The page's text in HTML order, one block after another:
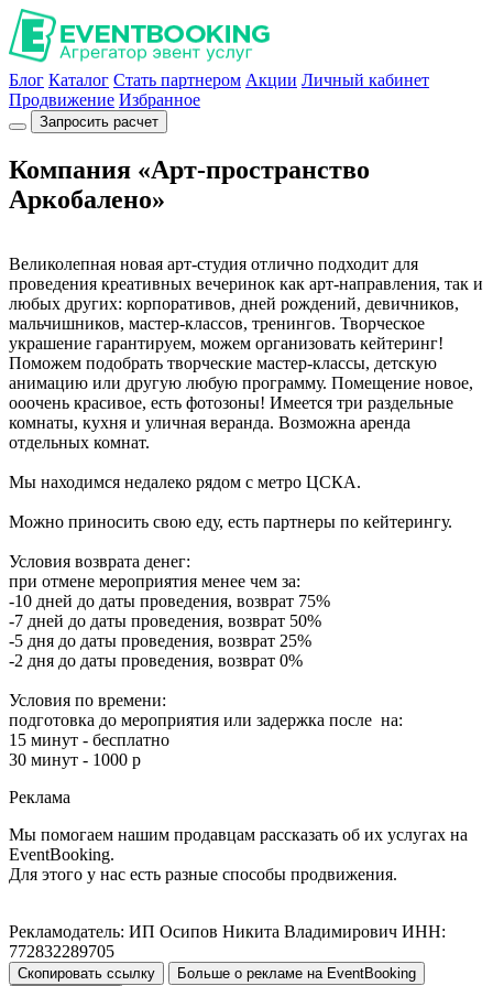
Блог Каталог Стать партнером Акции Личный кабинет
Продвижение Избранное
Запросить расчет
Компания «Арт-пространство
Аркобалено»
Великолепная новая арт-студия отлично подходит для
проведения креативных вечеринок как арт-направления, так и
любых других: корпоративов, дней рождений, девичников,
мальчишников, мастер-классов, тренингов. Творческое
украшение гарантируем, можем организовать кейтеринг!
Поможем подобрать творческие мастер-классы, детскую
анимацию или другую любую программу. Помещение новое,
ооочень красивое, есть фотозоны! Имеется три раздельные
комнаты, кухня и уличная веранда. Возможна аренда
отдельных комнат.
Мы находимся недалеко рядом с метро ЦСКА.
Можно приносить свою еду, есть партнеры по кейтерингу.
Условия возврата денег:
при отмене мероприятия менее чем за:
-10 дней до даты проведения, возврат 75%
-7 дней до даты проведения, возврат 50%
-5 дня до даты проведения, возврат 25%
-2 дня до даты проведения, возврат 0%
Условия по времени:
подготовка до мероприятия или задержка после на:
15 минут - бесплатно
30 минут - 1000 р
Реклама
Мы помогаем нашим продавцам рассказать об их услугах на
EventBooking.
Для этого у нас есть разные способы продвижения.
Рекламодатель: ИП Осипов Никита Владимирович ИНН:
772832289705
Скопировать ссылку
Больше о рекламе на EventBooking